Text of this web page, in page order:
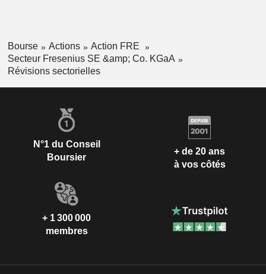
Bourse Actions
Action FRE
Secteur Fresenius SE &amp; Co. KGaA
Révisions sectorielles
N°1 du Conseil
Boursier
+ de 20 ans
à vos côtés
+ 1 300 000
membres